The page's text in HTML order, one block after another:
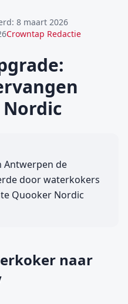
: 8 maart 2026
Crowntap Redactie
Antwerpen de
door waterkokers
Quooker Nordic
naar